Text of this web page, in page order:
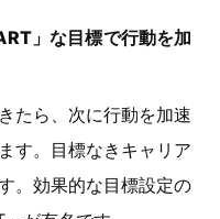
」な目標で行動を加
たら、次に行動を加速
す。目標なきキャリア
。効果的な目標設定の